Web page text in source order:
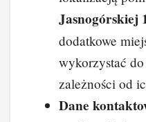
Jasnogórskiej
dodatkowe
wykorzystać
zależności od
Dane